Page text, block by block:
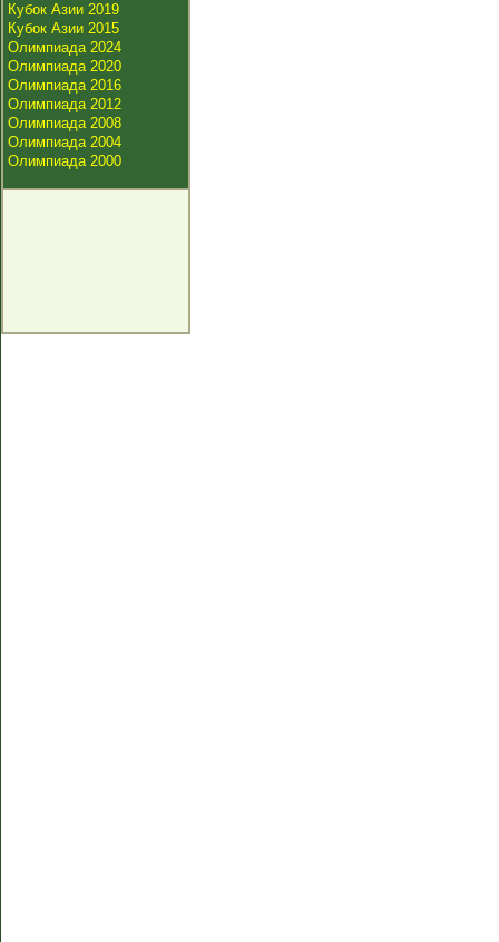
Кубок Азии 2019
Кубок Азии 2015
Олимпиада 2024
Олимпиада 2020
Олимпиада 2016
Олимпиада 2012
Олимпиада 2008
Олимпиада 2004
Олимпиада 2000